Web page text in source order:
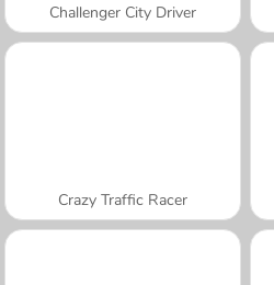
Challenger City Driver
Crazy Traffic Racer